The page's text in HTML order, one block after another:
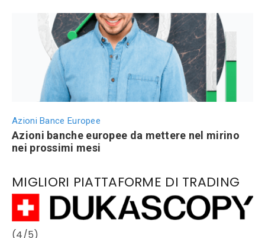
Azioni Bance Europee
Azioni banche europee da mettere nel mirino
nei prossimi mesi
MIGLIORI PIATTAFORME DI TRADING
(4/5)